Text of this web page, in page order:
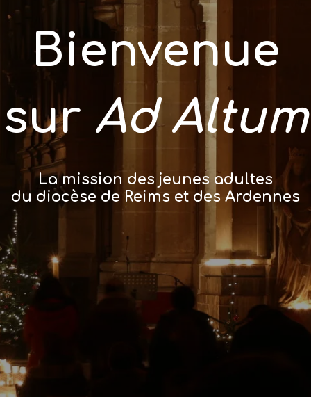
Bienvenue
sur Ad Altum
La mission des jeunes adultes
du diocèse de Reims et des Ardennes